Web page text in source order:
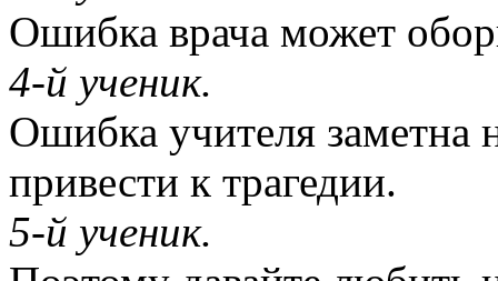
Ошибка врача может
4-й ученик.
Ошибка учителя заметна
привести к трагедии.
5-й ученик.